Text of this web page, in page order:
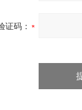
证码：